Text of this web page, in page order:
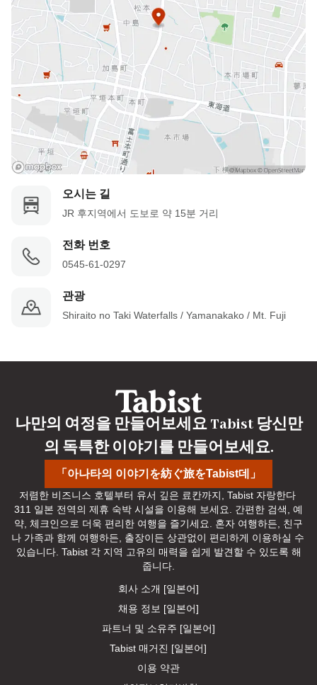
오시는 길
JR 후지역에서 도보로 약 15분 거리
전화 번호
0545-61-0297
관광
Shiraito no Taki Waterfalls / Yamanakako / Mt. Fuji
「아나타의 이야기を紡ぐ旅をTabist데」
나만의 여정을 만들어보세요 Tabist 당신만
의 독특한 이야기를 만들어보세요.
저렴한 비즈니스 호텔부터 유서 깊은 료칸까지, Tabist 자랑한다
311 일본 전역의 제휴 숙박 시설을 이용해 보세요. 간편한 검색, 예
약, 체크인으로 더욱 편리한 여행을 즐기세요. 혼자 여행하든, 친구
나 가족과 함께 여행하든, 출장이든 상관없이 편리하게 이용하실 수
있습니다. Tabist 각 지역 고유의 매력을 쉽게 발견할 수 있도록 해
줍니다.
회사 소개 [일본어]
채용 정보 [일본어]
파트너 및 소유주 [일본어]
Tabist 매거진 [일본어]
이용 약관